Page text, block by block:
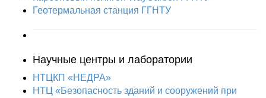
Геотермальная станция ГГНТУ
Научные центры и лаборатории
НТЦКП «НЕДРА»
НТЦ «Безопасность зданий и сооружений при